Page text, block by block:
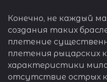
Конечно, не каждый
создания таких
плетение
плетения рыцарских
характеристики
отсутствие острых